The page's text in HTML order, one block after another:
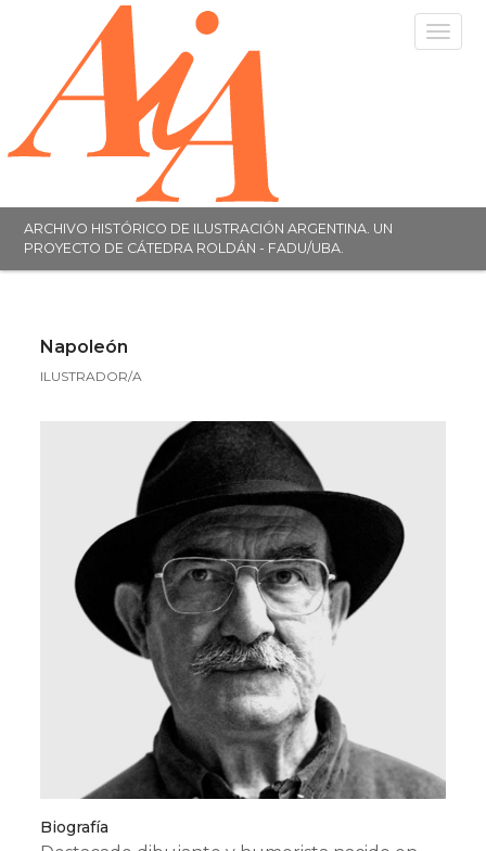
Toggle
ARCHIVO HISTÓRICO DE ILUSTRACIÓN ARGENTINA. UN
PROYECTO DE CÁTEDRA ROLDÁN - FADU/UBA.
Napoleón
ILUSTRADOR/A
Biografía